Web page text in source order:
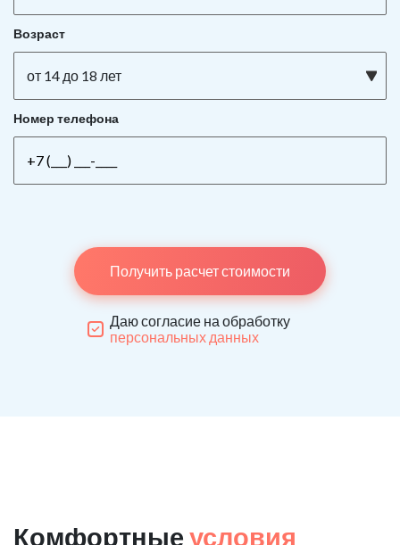
Возраст
от 14 до 18 лет
Номер телефона
Получить расчет стоимости
Даю согласие на обработку
персональных данных
Комфортные условия